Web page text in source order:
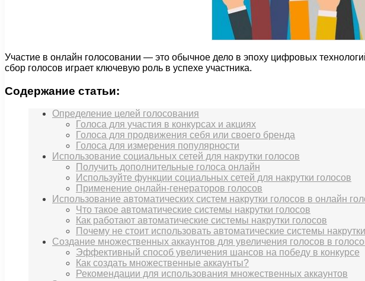
Участие в онлайн голосовании — это обычное дело в эпоху цифровых
сбор голосов играет ключевую роль в успехе участника.
Содержание статьи:
Определение целей голосования
Голоса для участия в конкурсах и акциях
Голоса для продвижения себя или своего бренда
Голоса для измерения популярности
Использование социальных сетей для накрутки голосов
Получить дополнительные голоса онлайн
Используйте функции социальных сетей для накрутки голосов
Применение онлайн-генераторов голосов
Использование автоматических систем накрутки голосов в онлайн
Что такое автоматические системы накрутки голосов
Как работают автоматические системы накрутки голосов
Почему не стоит использовать автоматические системы
Создание множественных аккаунтов для увеличения голосов в
Эффективный способ увеличения шансов на победу в конкурсе
Как создать множественные аккаунты?
Рекомендации для использования множественных аккаунтов